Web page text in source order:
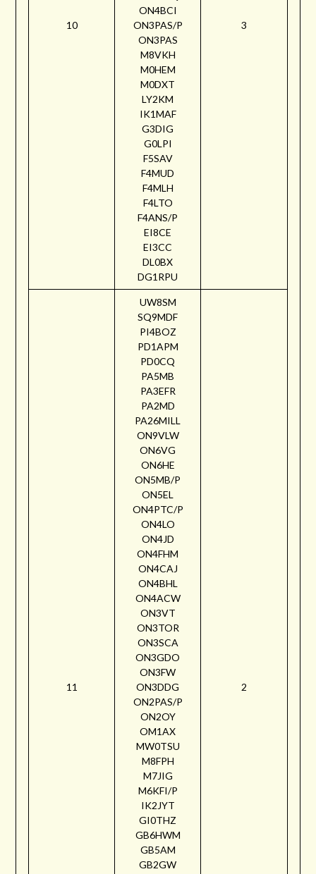
10
ON4BCI
ON3PAS/P
ON3PAS
M8VKH
M0HEM
M0DXT
LY2KM
IK1MAF
G3DIG
G0LPI
F5SAV
F4MUD
F4MLH
F4LTO
F4ANS/P
EI8CE
EI3CC
DL0BX
DG1RPU
3
11
UW8SM
SQ9MDF
PI4BOZ
PD1APM
PD0CQ
PA5MB
PA3EFR
PA2MD
PA26MILL
ON9VLW
ON6VG
ON6HE
ON5MB/P
ON5EL
ON4PTC/P
ON4LO
ON4JD
ON4FHM
ON4CAJ
ON4BHL
ON4ACW
ON3VT
ON3TOR
ON3SCA
ON3GDO
ON3FW
ON3DDG
ON2PAS/P
ON2OY
OM1AX
MW0TSU
M8FPH
M7JIG
M6KFI/P
IK2JYT
GI0THZ
GB6HWM
GB5AM
GB2GW
2